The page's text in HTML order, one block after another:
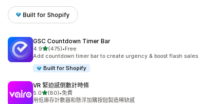
Built for Shopify
GSC Countdown Timer Bar
4.9滿分 5 顆星
(475)
共有 475 則評價
•Free
Add countdown timer bar to create urgency & boost flash sales
Built for Shopify
VR 緊迫感倒數計時條
5.0滿分 5 顆星
(80)
共有 80 則評價
•免費
用低庫存計數器和懸浮加購按鈕製造稀缺感